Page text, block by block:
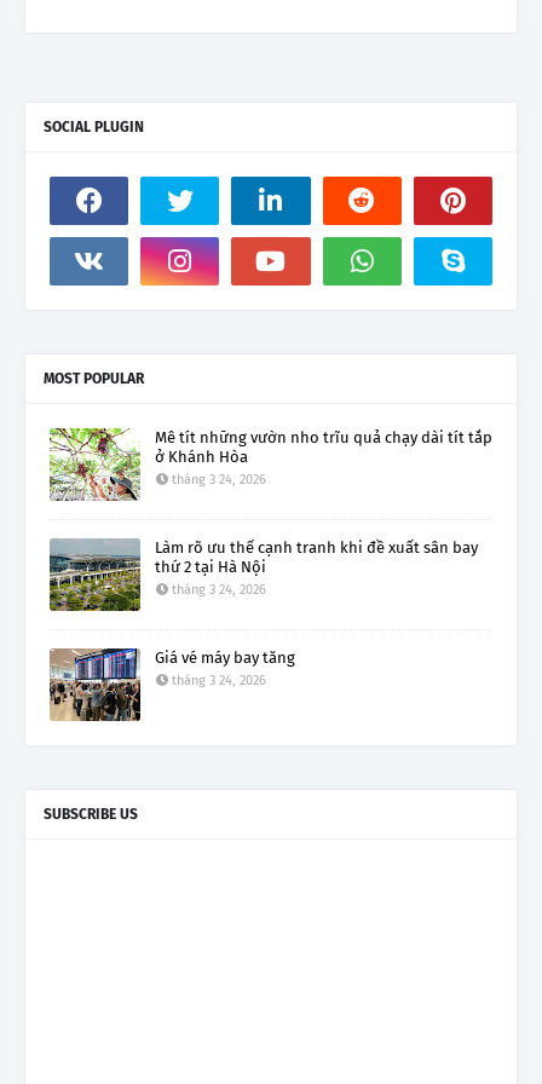
SOCIAL PLUGIN
MOST POPULAR
Mê tít những vườn nho trĩu quả chạy dài tít tắp
ở Khánh Hòa
tháng 3 24, 2026
Làm rõ ưu thế cạnh tranh khi đề xuất sân bay
thứ 2 tại Hà Nội
tháng 3 24, 2026
Giá vé máy bay tăng
tháng 3 24, 2026
SUBSCRIBE US